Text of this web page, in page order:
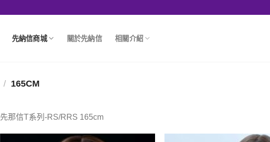
先納信商城 關於先納信 相關介紹
/ 165CM
先那信T系列-RS/RRS 165cm